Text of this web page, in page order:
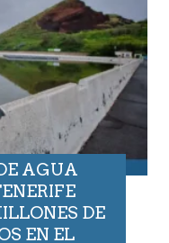
AGUA
DE
EN EL